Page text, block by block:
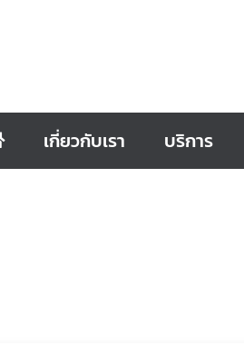
เกี่ยวกับเรา บริการ